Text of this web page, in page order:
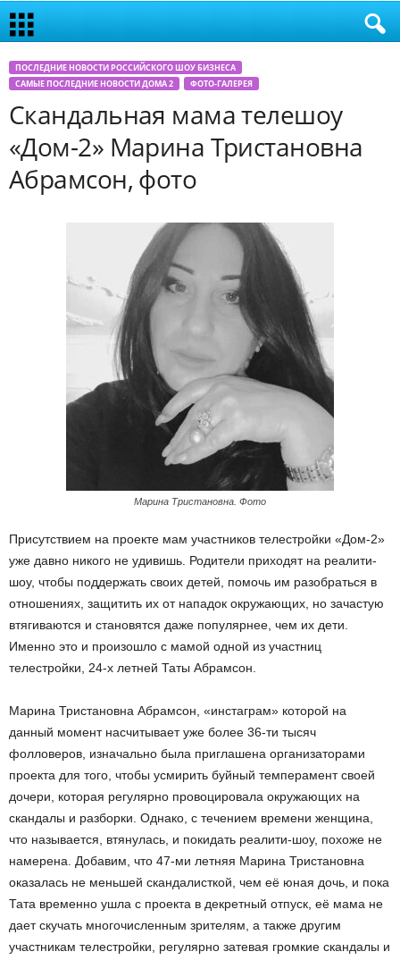
ПОСЛЕДНИЕ НОВОСТИ РОССИЙСКОГО ШОУ БИЗНЕСА
САМЫЕ ПОСЛЕДНИЕ НОВОСТИ ДОМА 2
ФОТО-ГАЛЕРЕЯ
Скандальная мама телешоу
«Дом-2» Марина Тристановна
Абрамсон, фото
Марина Тристановна. Фото
Присутствием на проекте мам участников телестройки «Дом-2»
уже давно никого не удивишь. Родители приходят на реалити-
шоу, чтобы поддержать своих детей, помочь им разобраться в
отношениях, защитить их от нападок окружающих, но зачастую
втягиваются и становятся даже популярнее, чем их дети.
Именно это и произошло с мамой одной из участниц
телестройки, 24-х летней Таты Абрамсон.
Марина Тристановна Абрамсон, «инстаграм» которой на
данный момент насчитывает уже более 36-ти тысяч
фолловеров, изначально была приглашена организаторами
проекта для того, чтобы усмирить буйный темперамент своей
дочери, которая регулярно провоцировала окружающих на
скандалы и разборки. Однако, с течением времени женщина,
что называется, втянулась, и покидать реалити-шоу, похоже не
намерена. Добавим, что 47-ми летняя Марина Тристановна
оказалась не меньшей скандалисткой, чем её юная дочь, и пока
Тата временно ушла с проекта в декретный отпуск, её мама не
дает скучать многочисленным зрителям, а также другим
участникам телестройки, регулярно затевая громкие скандалы и